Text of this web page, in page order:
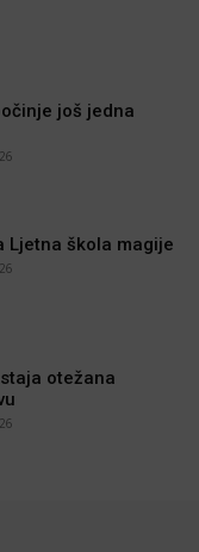
još jedna
Ljetna škola magije
otežana